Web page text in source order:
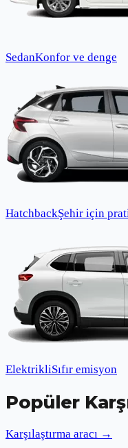
SedanKonfor ve denge
HatchbackŞehir için
ElektrikliSıfır emisyon
Popüler
Karşılaştırma aracı →